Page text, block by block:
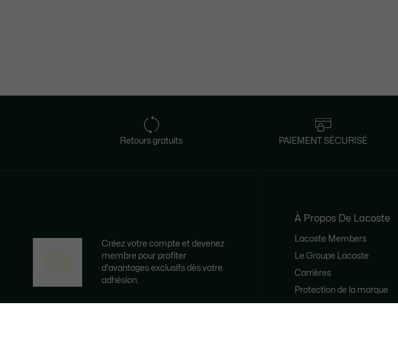
Retours gratuits PAIEMENT SÉCURISÉ
Créez votre compte et devenez
membre pour profiter
d'avantages exclusifs dès votre
adhésion.
À Propos De Lacoste
Lacoste Members
Le Groupe Lacoste
Carrières
Protection de la marque